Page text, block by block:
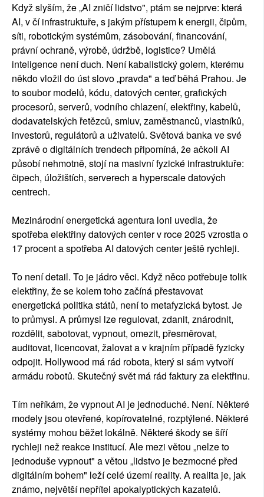
Když slyším, že „AI zničí lidstvo", ptám se nejprve: která
AI, v čí infrastruktuře, s jakým přístupem k energii, čipům,
síti, robotickým systémům, zásobování, financování,
právní ochraně, výrobě, údržbě, logistice? Umělá
inteligence není duch. Není kabalistický golem, kterému
někdo vložil do úst slovo „pravda" a teď běhá Prahou. Je
to soubor modelů, kódu, datových center, grafických
procesorů, serverů, vodního chlazení, elektřiny, kabelů,
dodavatelských řetězců, smluv, zaměstnanců, vlastníků,
investorů, regulátorů a uživatelů. Světová banka ve své
zprávě o digitálních trendech připomíná, že ačkoli AI
působí nehmotně, stojí na masivní fyzické infrastruktuře:
čipech, úložištích, serverech a hyperscale datových
centrech.
Mezinárodní energetická agentura loni uvedla, že
spotřeba elektřiny datových center v roce 2025 vzrostla o
17 procent a spotřeba AI datových center ještě rychleji.
To není detail. To je jádro věci. Když něco potřebuje tolik
elektřiny, že se kolem toho začíná přestavovat
energetická politika států, není to metafyzická bytost. Je
to průmysl. A průmysl lze regulovat, zdanit, znárodnit,
rozdělit, sabotovat, vypnout, omezit, přesměrovat,
auditovat, licencovat, žalovat a v krajním případě fyzicky
odpojit. Hollywood má rád robota, který si sám vytvoří
armádu robotů. Skutečný svět má rád faktury za elektřinu.
Tím neříkám, že vypnout AI je jednoduché. Není. Některé
modely jsou otevřené, kopírovatelné, rozptýlené. Některé
systémy mohou běžet lokálně. Některé škody se šíří
rychleji než reakce institucí. Ale mezi větou „nelze to
jednoduše vypnout" a větou „lidstvo je bezmocné před
digitálním bohem" leží celé území reality. A realita je, jak
známo, největší nepřítel apokalyptických kazatelů.